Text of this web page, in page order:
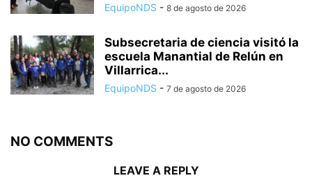
EquipoNDS - 8 de agosto de 2026
Subsecretaria de ciencia visitó la
escuela Manantial de Relún en
Villarrica...
EquipoNDS - 7 de agosto de 2026
NO COMMENTS
LEAVE A REPLY